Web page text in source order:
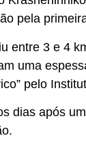
pela
entre 3 e 4
uma
pelo
dias após